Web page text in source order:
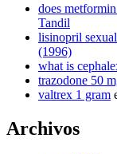
does
Tandil
lisinopril
(1996)
what is
trazodone 50
valtrex 1 gram
Archivos